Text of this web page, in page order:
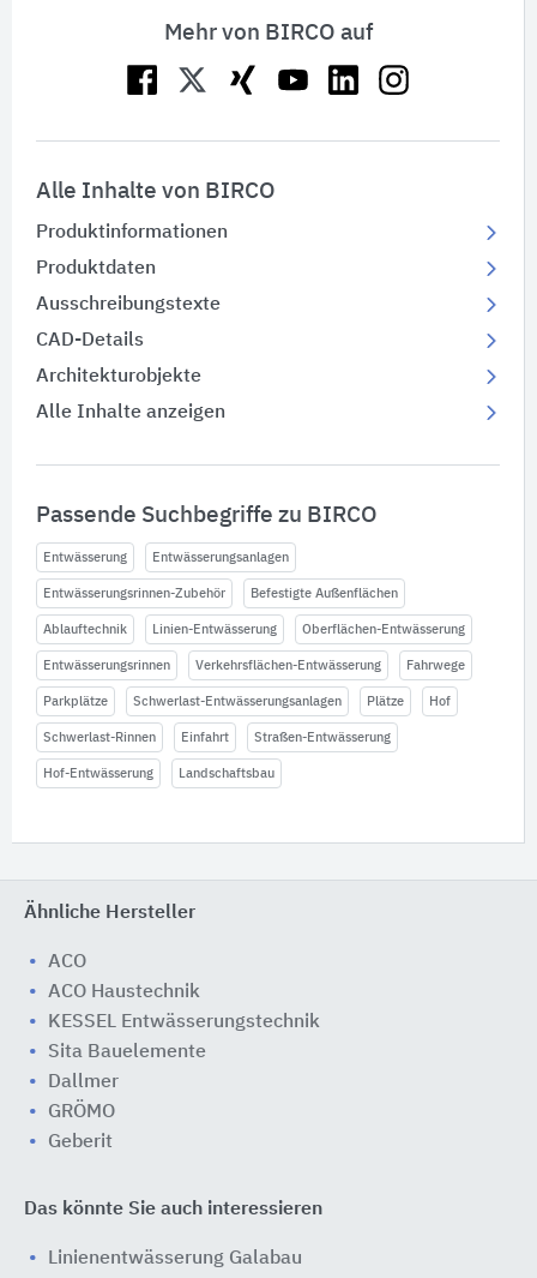
Mehr von BIRCO auf
Alle Inhalte von BIRCO
Produktinformationen
Produktdaten
Ausschreibungstexte
CAD-Details
Architekturobjekte
Alle Inhalte anzeigen
Passende Suchbegriffe zu BIRCO
Entwässerung Entwässerungsanlagen
Entwässerungsrinnen-Zubehör Befestigte Außenflächen
Ablauftechnik Linien-Entwässerung Oberflächen-Entwässerung
Entwässerungsrinnen Verkehrsflächen-Entwässerung Fahrwege
Parkplätze Schwerlast-Entwässerungsanlagen Plätze Hof
Schwerlast-Rinnen Einfahrt Straßen-Entwässerung
Hof-Entwässerung Landschaftsbau
Ähnliche Hersteller
ACO
ACO Haustechnik
KESSEL Entwässerungstechnik
Sita Bauelemente
Dallmer
GRÖMO
Geberit
Das könnte Sie auch interessieren
Linienentwässerung Galabau